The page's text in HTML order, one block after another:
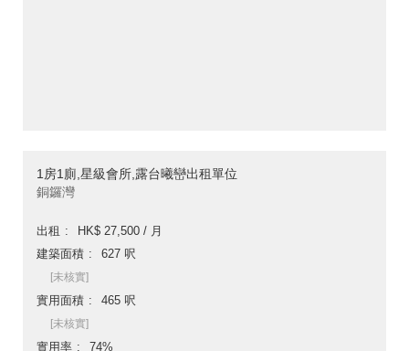
1房1廁,星級會所,露台曦巒出租單位
銅鑼灣
出租
HK$ 27,500 / 月
建築面積
627 呎
[未核實]
實用面積 465 呎
[未核實]
實用率
74%